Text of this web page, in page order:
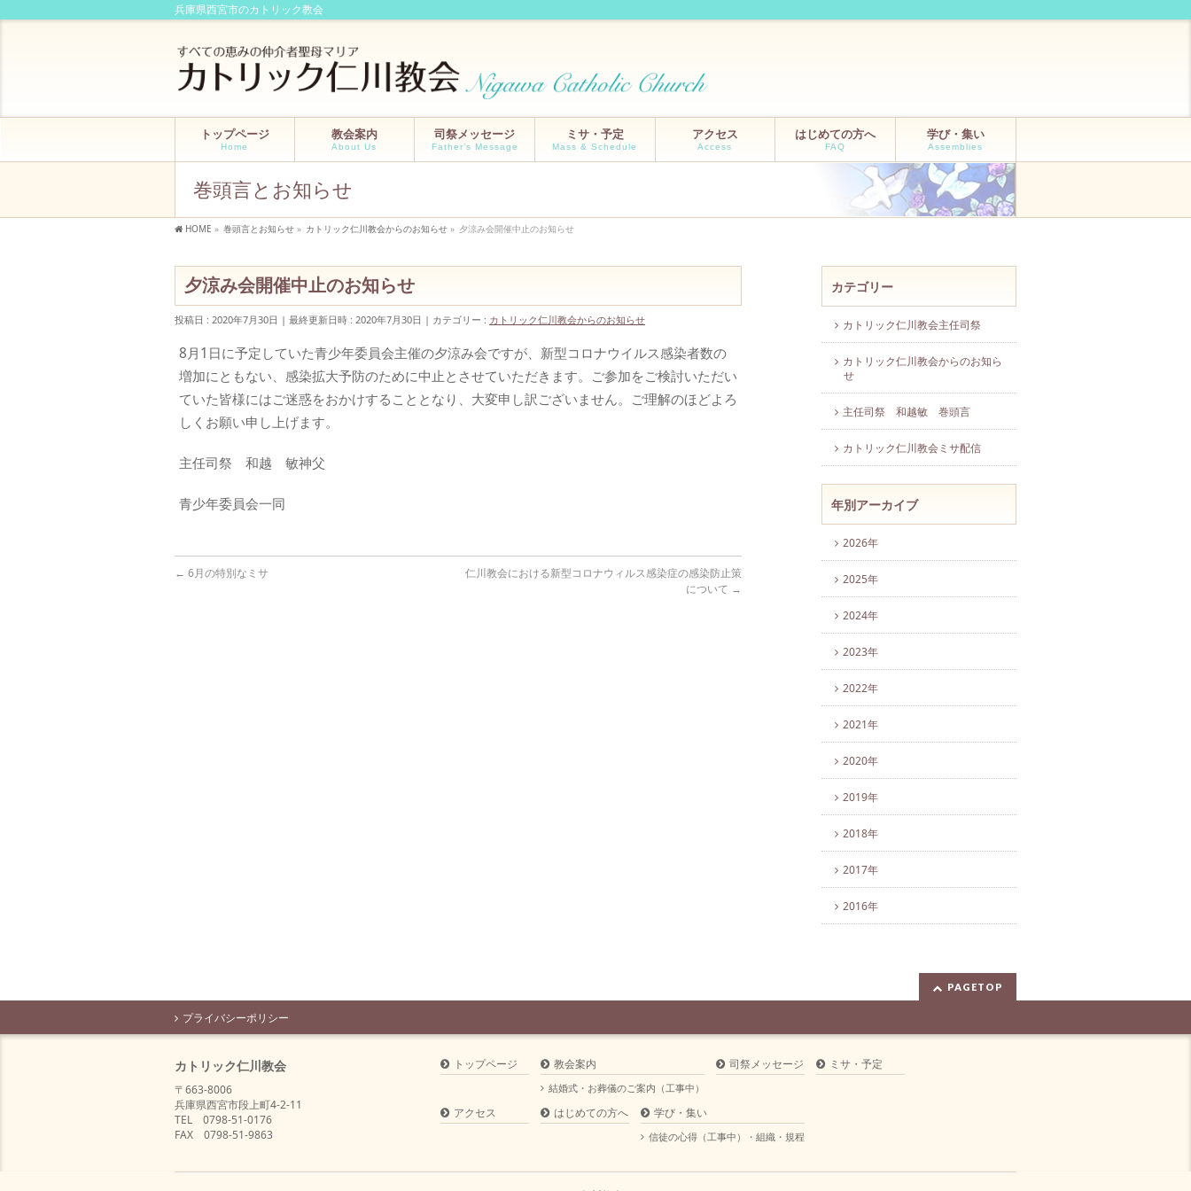
兵庫県西宮市のカトリック教会
トップページ
Home
教会案内
About Us
司祭メッセージ
Father’s Message
ミサ・予定
Mass & Schedule
アクセス
Access
はじめての方へ
FAQ
学び・集い
Assemblies
巻頭言とお知らせ
HOME » 巻頭言とお知らせ » カトリック仁川教会からのお知らせ » 夕涼み会開催中止のお知らせ
夕涼み会開催中止のお知らせ
投稿日 : 2020年7月30日 最終更新日時 : 2020年7月30日 カテゴリー : カトリック仁川教会からのお知らせ
8月1日に予定していた青少年委員会主催の夕涼み会ですが、新型コロナウイルス感染者数の
増加にともない、感染拡大予防のために中止とさせていただきます。ご参加をご検討いただい
ていた皆様にはご迷惑をおかけすることとなり、大変申し訳ございません。ご理解のほどよろ
しくお願い申し上げます。
主任司祭 和越 敏神父
青少年委員会一同
← 6月の特別なミサ
仁川教会における新型コロナウィルス感染症の感染防止策
について →
カテゴリー
カトリック仁川教会主任司祭
カトリック仁川教会からのお知ら
せ
主任司祭 和越敏 巻頭言
カトリック仁川教会ミサ配信
年別アーカイブ
2026年
2025年
2024年
2023年
2022年
2021年
2020年
2019年
2018年
2017年
2016年
PAGETOP
プライバシーポリシー
カトリック仁川教会
〒663-8006
兵庫県西宮市段上町4-2-11
TEL 0798-51-0176
FAX 0798-51-9863
トップページ 教会案内
結婚式・お葬儀のご案内（工事中）
司祭メッセージ ミサ・予定
アクセス はじめての方へ 学び・集い
信徒の心得（工事中）・組織・規程